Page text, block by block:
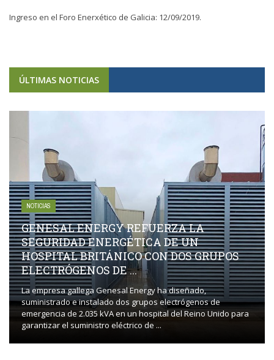
Ingreso en el Foro Enerxético de Galicia: 12/09/2019.
ÚLTIMAS NOTICIAS
NOTICIAS
GENESAL ENERGY REFUERZA LA
SEGURIDAD ENERGÉTICA DE UN
HOSPITAL BRITÁNICO CON DOS GRUPOS
ELECTRÓGENOS DE ...
La empresa gallega Genesal Energy ha diseñado,
suministrado e instalado dos grupos electrógenos de
emergencia de 2.035 kVA en un hospital del Reino Unido para
garantizar el suministro eléctrico de ...